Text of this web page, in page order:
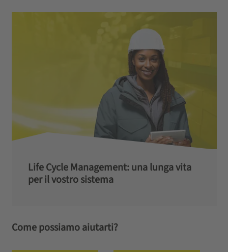
Life Cycle Management: una lunga vita
per il vostro sistema
Come possiamo aiutarti?